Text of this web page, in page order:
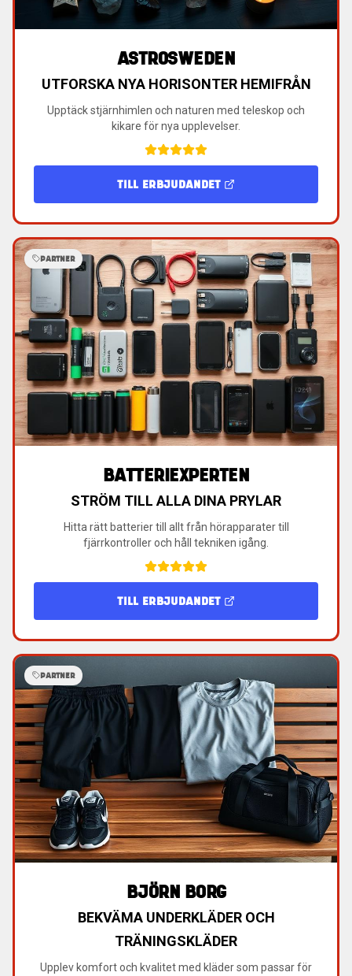
ASTROSWEDEN
UTFORSKA NYA HORISONTER HEMIFRÅN
Upptäck stjärnhimlen och naturen med teleskop och
kikare för nya upplevelser.
TILL ERBJUDANDET
PARTNER
BATTERIEXPERTEN
STRÖM TILL ALLA DINA PRYLAR
Hitta rätt batterier till allt från hörapparater till
fjärrkontroller och håll tekniken igång.
TILL ERBJUDANDET
PARTNER
BJÖRN BORG
BEKVÄMA UNDERKLÄDER OCH
TRÄNINGSKLÄDER
Upplev komfort och kvalitet med kläder som passar för